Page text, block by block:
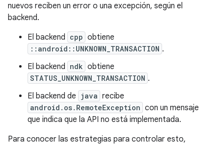
nuevos reciben un error o una excepción, según el
backend.
El backend cpp obtiene
::android::UNKNOWN_TRANSACTION .
El backend ndk obtiene
STATUS_UNKNOWN_TRANSACTION .
El backend de java recibe
android.os.RemoteException con un mensaje
que indica que la API no está implementada.
Para conocer las estrategias para controlar esto,